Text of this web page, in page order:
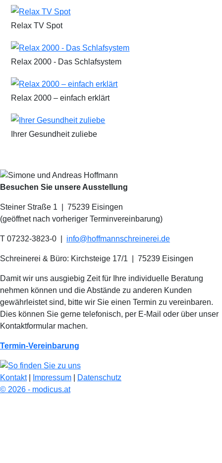
Relax TV Spot
Relax 2000 - Das Schlafsystem
Relax 2000 – einfach erklärt
Ihrer Gesundheit zuliebe
Besuchen Sie unsere Ausstellung
Steiner Straße 1 | 75239 Eisingen
(geöffnet nach vorheriger Terminvereinbarung)
T 07232-3823-0 info@hoffmannschreinerei.de
Schreinerei & Büro: Kirchsteige 17/1 75239 Eisingen
Damit wir uns ausgiebig Zeit für Ihre individuelle Beratung
nehmen können und die Abstände zu anderen Kunden
gewährleistet sind, bitte wir Sie einen Termin zu vereinbaren.
Dies können Sie gerne telefonisch, per E-Mail oder über unser
Kontaktformular machen.
Termin-Vereinbarung
Kontakt| Impressum
Datenschutz
© 2026 - modicus.at